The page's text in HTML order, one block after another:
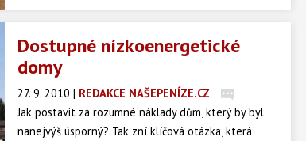
dnes mohou nasmlouvat stavební dělníky, ale i
nastal ideální čas pro investici.
Dostupné nízkoenergetické
domy
27. 9. 2010 | REDAKCE NAŠEPENÍZE.CZ
Jak postavit za rozumné náklady dům, který by byl
nanejvýš úsporný? Tak zní klíčová otázka, která